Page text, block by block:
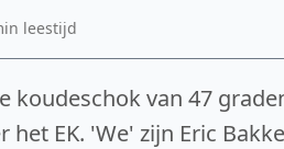
leestijd
koudeschok van 47
het EK. 'We' zijn Eric